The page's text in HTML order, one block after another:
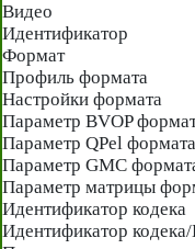
Видео
Формат :
Профиль
Настройки
Параметр BVOP
Параметр QPel
Параметр GMC
Параметр
Идентификатор
Идентификатор